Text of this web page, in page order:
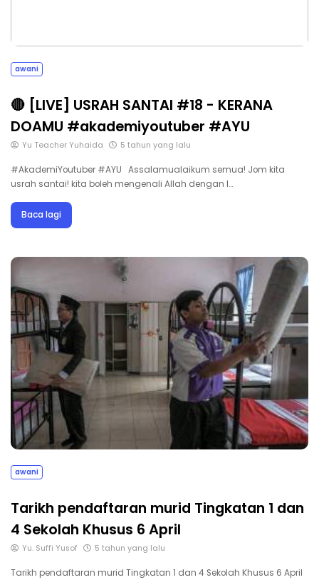
awani
🔴 [LIVE] USRAH SANTAI #18 - KERANA
DOAMU #akademiyoutuber​​​ #AYU
Yu Teacher Yuhaida 5 tahun yang lalu
#AkademiYoutuber #AYU Assalamualaikum semua! Jom kita
usrah santai! kita boleh mengenali Allah dengan l…
Baca lagi
awani
Tarikh pendaftaran murid Tingkatan 1 dan
4 Sekolah Khusus 6 April
Yu. Suffi Yusof 5 tahun yang lalu
Tarikh pendaftaran murid Tingkatan 1 dan 4 Sekolah Khusus 6 April